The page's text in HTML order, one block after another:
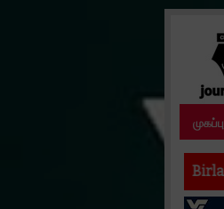
முகப்பு
Birla Studios and